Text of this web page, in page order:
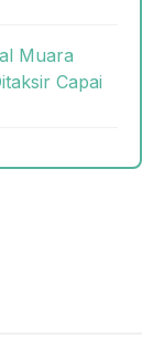
Muara
Capai